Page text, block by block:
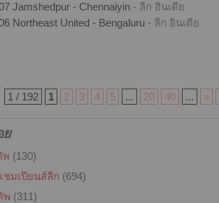
Jamshedpur - Chennaiyin - ลีก อินเดีย
Northeast United - Bengaluru - ลีก อินเดีย
1 / 192 1 2 3 4 5 ... 20 40 ... »
ย
พ (130)
ชมเปียนส์ลีก (694)
พ (311)